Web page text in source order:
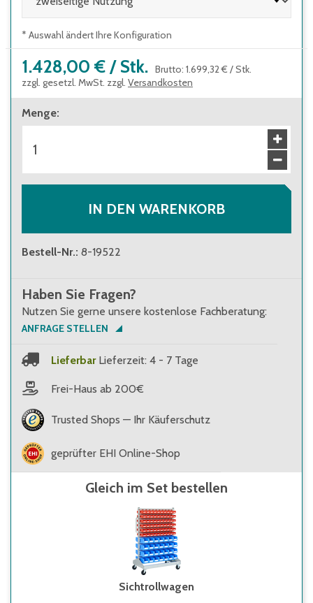
* Auswahl ändert Ihre Konfiguration
1.428,00 € / Stk. Brutto: 1.699,32 € /Stk.
zzgl. gesetzl. MwSt. zzgl. Versandkosten
Menge:
IN DEN WARENKORB
Bestell-Nr.: 8-19522
Haben Sie Fragen?
Nutzen Sie gerne unsere kostenlose Fachberatung:
ANFRAGE STELLEN
Lieferbar Lieferzeit: 4 - 7 Tage
Frei-Haus ab 200€
Trusted Shops — Ihr Käuferschutz
geprüfter EHI Online-Shop
Gleich im Set bestellen
Sichtrollwagen